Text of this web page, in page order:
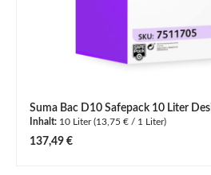
Suma Bac D10 Safepack 10 Liter
Inhalt: 10 Liter(13,75 € / 1 Liter)
Regulärer Preis:
137,49 €